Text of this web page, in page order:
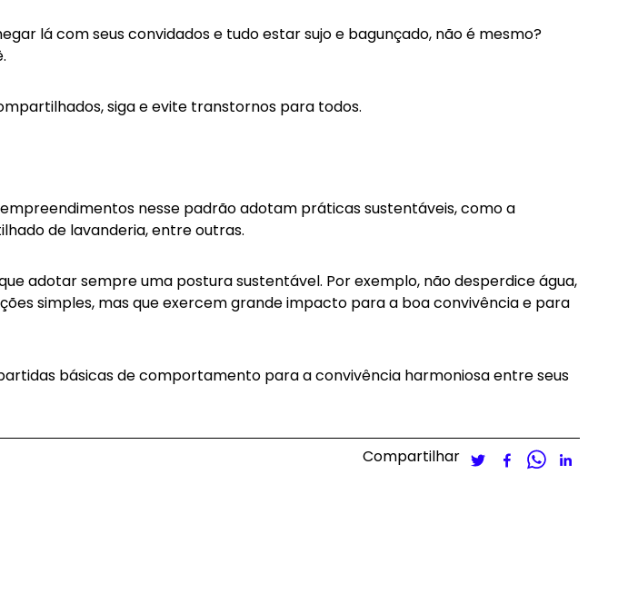
lá com seus convidados e tudo estar sujo e bagunçado, não é mesmo?
siga e evite transtornos para todos.
nesse padrão adotam práticas sustentáveis, como a
de lavanderia, entre outras.
adotar sempre uma postura sustentável. Por exemplo, não desperdice água,
simples, mas que exercem grande impacto para a boa convivência e para
básicas de comportamento para a convivência harmoniosa entre seus
Compartilhar